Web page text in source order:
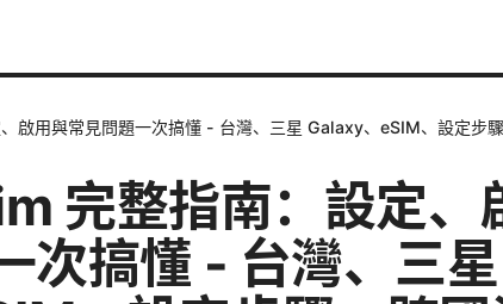
啟用與常見問題一次搞懂 - 台灣、三星 Galaxy、eSIM、設定步
完整指南：設定、
次搞懂 - 台灣、三星